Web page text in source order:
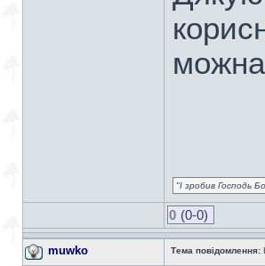
"І зробив Господь
0 (0-0)
muwko Тема повідомлення: